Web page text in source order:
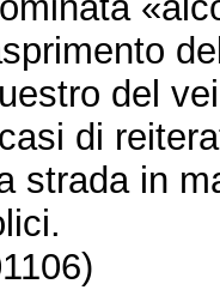
del
di
strada in